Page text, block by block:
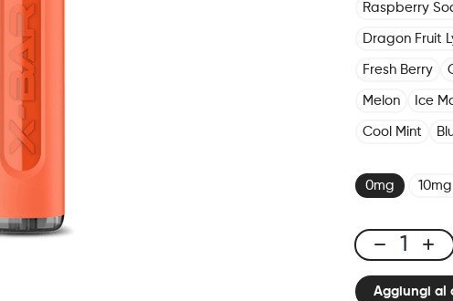
Raspberry
Dragon Fruit
Fresh Berry
Melon Ice
Cool Mint
0mg 10mg
X-
Bar
650 Aggiungi al